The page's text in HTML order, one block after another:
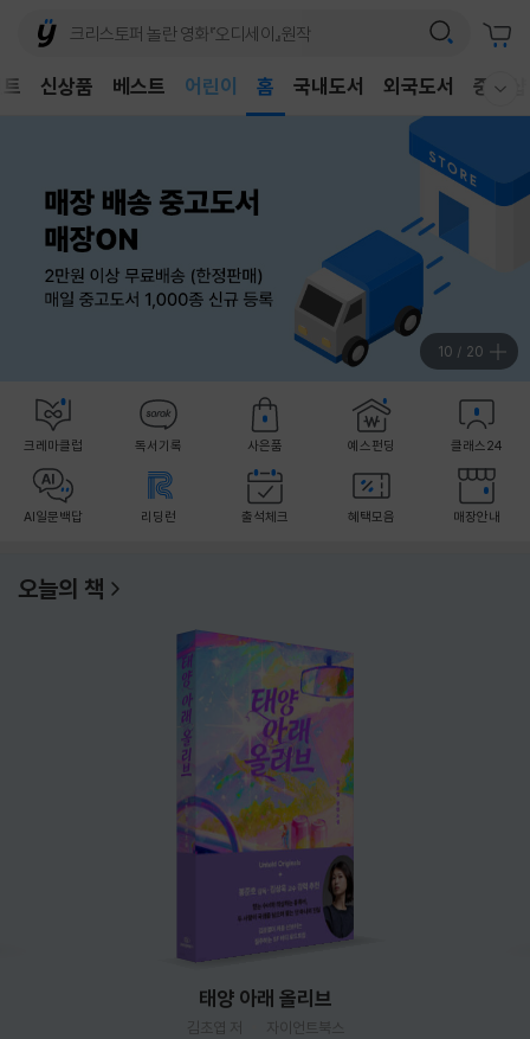
신상품 베스트
독후감
홈 국내도서 외국도서 중고샵
10 / 20
크레마클럽 독서기록 사은품 예스펀딩 클래스24
AI일문백답 리딩런 출석체크 혜택모음 매장안내
오늘의 책
태양 아래 올리브
김초엽 저
자이언트북스